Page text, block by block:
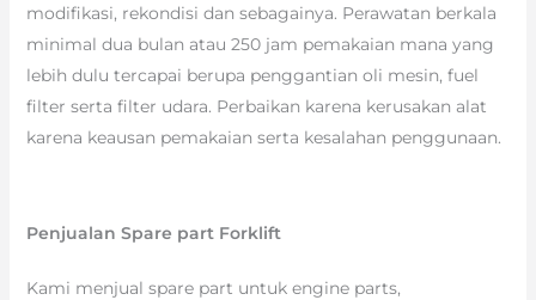
modifikasi, rekondisi dan sebagainya. Perawatan berkala
minimal dua bulan atau 250 jam pemakaian mana yang
lebih dulu tercapai berupa penggantian oli mesin, fuel
filter serta filter udara. Perbaikan karena kerusakan alat
karena keausan pemakaian serta kesalahan penggunaan.
Penjualan Spare part Forklift
Kami menjual spare part untuk engine parts,